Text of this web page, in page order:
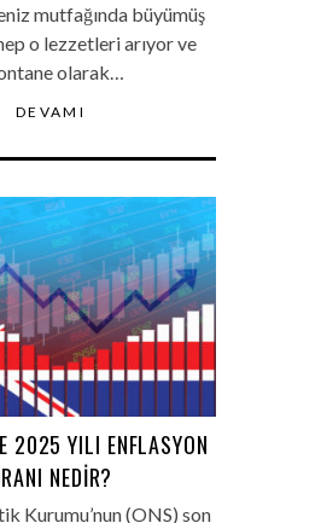
mutfağında büyümüş
o lezzetleri arıyor ve
olarak…
DEVAMI
2025 YILI ENFLASYON
NEDIR?
Kurumu’nun (ONS) son